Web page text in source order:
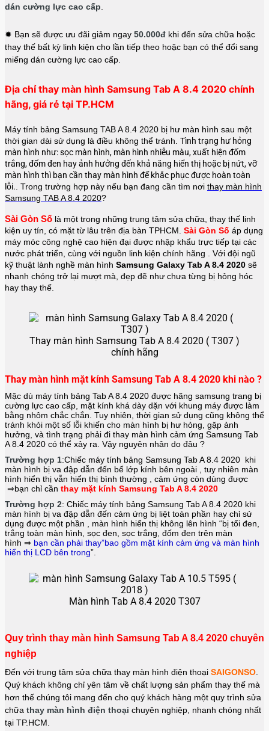
dán cường lực cao cấp.
✹ Bạn sẽ được ưu đãi giảm ngay 50.000đ khi đến sửa chữa hoặc
thay thế bất kỳ linh kiện cho lần tiếp theo hoặc bạn có thể đổi sang
miếng dán cường lực cao cấp.
Địa chỉ thay màn hình Samsung Tab A 8.4 2020 chính
hãng, giá rẻ tại TP.HCM
Máy tính bảng Samsung TAB A 8.4 2020 bị hư màn hình sau một
thời gian dài sử dụng là điều không thể tránh. Tình trạng hư hỏng
màn hình như: sọc màn hình, màn hình nhiễu màu, xuất hiện đốm
trắng, đốm đen hay ảnh hưởng đến khả năng hiển thị hoặc bị nứt, vỡ
màn hình thì bạn cần thay màn hình để khắc phục được hoàn toàn
lỗi.. Trong trường hợp này nếu bạn đang cần tìm nơi thay màn hình
Samsung TAB A 8.4 2020?
Sài Gòn Số là một trong những trung tâm sửa chữa, thay thế linh
kiện uy tín, có mặt từ lâu trên địa bàn TPHCM. Sài Gòn Số áp dụng
máy móc công nghệ cao hiện đại được nhập khẩu trực tiếp tại các
nước phát triển, cùng với nguồn linh kiện chính hãng . Với đội ngũ
kỹ thuật lành nghề màn hình Samsung Galaxy Tab A 8.4 2020 sẽ
nhanh chóng trở lại mượt mà, đẹp đẽ như chưa từng bị hỏng hóc
hay thay thế.
Thay màn hình Samsung Tab A 8.4 2020 ( T307 )
chính hãng
Thay màn hình mặt kính Samsung Tab A 8.4 2020 khi nào ?
Mặc dù máy tính bảng Tab A 8.4 2020 được hãng samsung trang bị
cường lực cao cấp, mặt kính khá dày dặn với khung máy được làm
bằng nhôm chắc chắn. Tuy nhiên, thời gian sử dụng cũng không thể
tránh khỏi một số lỗi khiến cho màn hình bị hư hỏng, gặp ảnh
hưởng, và tình trạng phải đi thay màn hình cảm ứng Samsung Tab
A 8.4 2020 có thể xảy ra. Vậy nguyên nhân do đâu ?
Trường hợp 1:Chiếc máy tính bảng Samsung Tab A 8.4 2020 khi
màn hình bị va đập dẫn đến bể lớp kính bên ngoài , tuy nhiên màn
hình hiển thị vẫn hiển thị bình thường , cảm ứng còn dùng được
⇒bạn chỉ cần thay mặt kính Samsung Tab A 8.4 2020
Trường hợp 2: Chiếc máy tính bảng Samsung Tab A 8.4 2020 khi
màn hình bị va đập dẫn đến cảm ứng bị liệt toàn phần hay chỉ sử
dụng được một phần , màn hình hiển thị không lên hình “bị tối đen,
trắng toàn màn hình, sọc đen, sọc trắng, đốm đen trên màn
hình ⇒ bạn cần phải thay”bao gồm mặt kính cảm ứng và màn hình
hiển thị LCD bên trong”.
Màn hình Tab A 8.4 2020 T307
Quy trình thay màn hình Samsung Tab A 8.4 2020 chuyên
nghiệp
Đến với trung tâm sửa chữa thay màn hình điện thoại SAIGONSO.
Quý khách không chỉ yên tâm về chất lượng sản phẩm thay thế mà
hơn thế chúng tôi mang đến cho quý khách hàng một quy trình sửa
chữa thay màn hình điện thoại chuyên nghiệp, nhanh chóng nhất
tại TP.HCM.